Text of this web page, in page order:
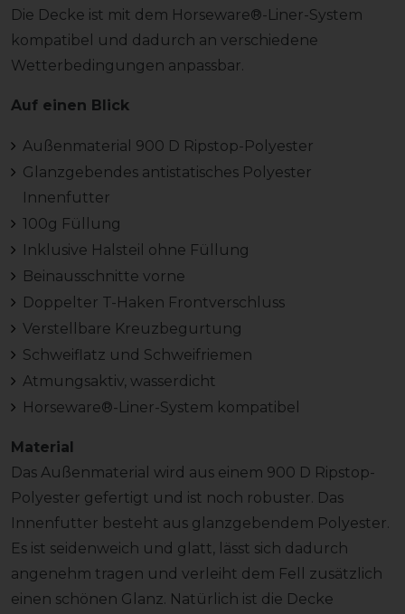
Die Decke ist mit dem Horseware®-Liner-System
kompatibel und dadurch an verschiedene
Wetterbedingungen anpassbar.
Auf einen Blick
Außenmaterial 900 D Ripstop-Polyester
Glanzgebendes antistatisches Polyester
Innenfutter
100g Füllung
Inklusive Halsteil ohne Füllung
Beinausschnitte vorne
Doppelter T-Haken Frontverschluss
Verstellbare Kreuzbegurtung
Schweiflatz und Schweifriemen
Atmungsaktiv, wasserdicht
Horseware®-Liner-System kompatibel
Material
Das Außenmaterial wird aus einem 900 D Ripstop-
Polyester gefertigt und ist noch robuster. Das
Innenfutter besteht aus glanzgebendem Polyester.
Es ist seidenweich und glatt, lässt sich dadurch
angenehm tragen und verleiht dem Fell zusätzlich
einen schönen Glanz. Natürlich ist die Decke